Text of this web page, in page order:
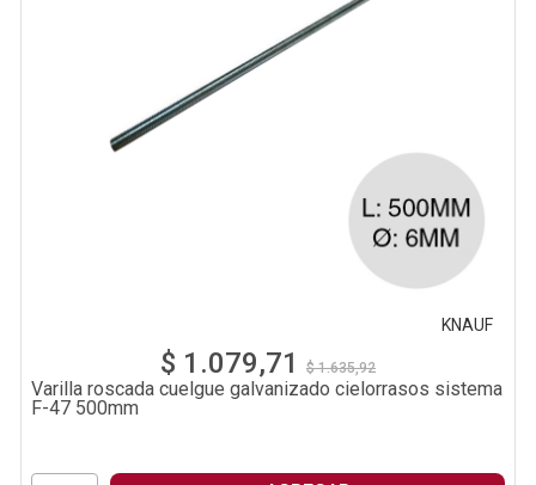
KNAUF
$ 1.079,71 $ 1.635,92
Varilla roscada cuelgue galvanizado cielorrasos sistema
F-47 500mm